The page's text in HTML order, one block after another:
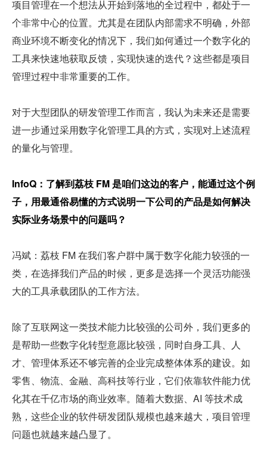
项目管理在一个想法从开始到落地的全过程中，都处于一
个非常中心的位置。尤其是在团队内部需求不明确，外部
商业环境不断变化的情况下，我们如何通过一个数字化的
工具来快速地获取反馈，实现快速的迭代？这些都是项目
管理过程中非常重要的工作。
对于大型团队的研发管理工作而言，我认为未来还是需要
进一步通过采用数字化管理工具的方式，实现对上述流程
的量化与管理。
InfoQ：了解到荔枝 FM 是咱们这边的客户，能通过这个例
子，用最通俗易懂的方式说明一下公司的产品是如何解决
实际业务场景中的问题吗？
冯斌：荔枝 FM 在我们客户群中属于数字化能力较强的一
类，在选择我们产品的时候，更多是选择一个灵活功能强
大的工具承载团队的工作方法。
除了互联网这一类技术能力比较强的公司外，我们更多的
是帮助一些数字化转型意愿比较强，同时自身工具、人
才、管理体系还不够完善的企业完成整体体系的建设。如
零售、物流、金融、高科技等行业，它们依靠软件能力优
化其在千亿市场的商业效率。随着大数据、AI 等技术成
熟，这些企业的软件研发团队规模也越来越大，项目管理
问题也就越来越凸显了。